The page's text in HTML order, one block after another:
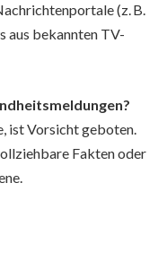
(z. B.
aus bekannten TV-
ist Vorsicht geboten.
Fakten oder